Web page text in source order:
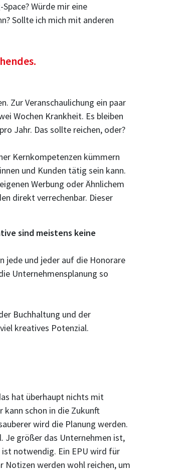
Würde mir eine
Sollte ich mich mit anderen
Zur Veranschaulichung ein paar
Wochen Krankheit. Es bleiben
Jahr. Das sollte reichen, oder?
Kernkompetenzen kümmern
und Kunden tätig sein kann.
Werbung oder Ähnlichem
direkt verrechenbar. Dieser
sind meistens keine
jede und jeder auf die Honorare
Unternehmensplanung so
Buchhaltung und der
kreatives Potenzial.
hat überhaupt nichts mit
schon in die Zukunft
wird die Planung werden.
Je größer das Unternehmen ist,
notwendig. Ein EPU wird für
Notizen werden wohl reichen, um